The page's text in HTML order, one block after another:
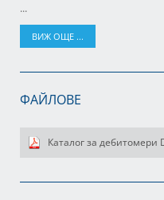
...
ВИЖ ОЩЕ ...
ФАЙЛОВЕ
Каталог за дебитомери